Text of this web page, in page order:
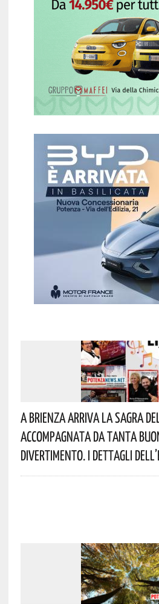
A Brienza Arriva La Sagra
Accompagnata Da Tanta
Divertimento. I Dettagli